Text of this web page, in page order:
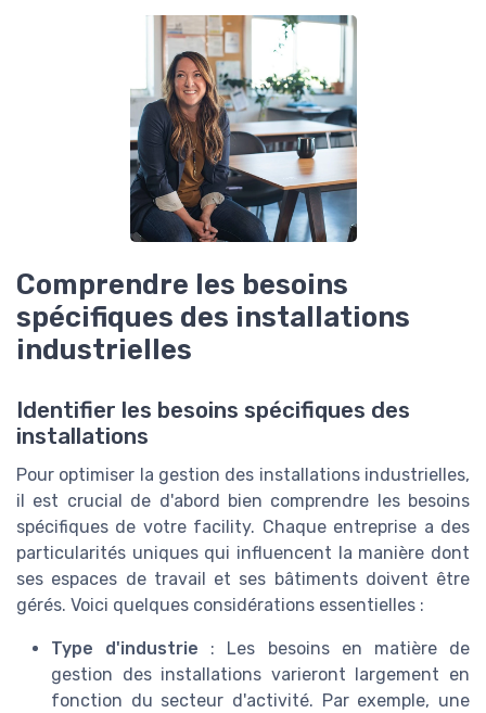
Comprendre les besoins
spécifiques des installations
industrielles
Identifier les besoins spécifiques des
installations
Pour optimiser la gestion des installations industrielles,
il est crucial de d'abord bien comprendre les besoins
spécifiques de votre facility. Chaque entreprise a des
particularités uniques qui influencent la manière dont
ses espaces de travail et ses bâtiments doivent être
gérés. Voici quelques considérations essentielles :
Type d'industrie : Les besoins en matière de
gestion des installations varieront largement en
fonction du secteur d'activité. Par exemple, une